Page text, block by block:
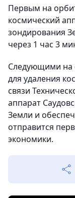
Первым на
космический
зондирования
через 1 час 3
Следующими на
для удаления
связи
аппарат
Земли и
отправится
экономики.